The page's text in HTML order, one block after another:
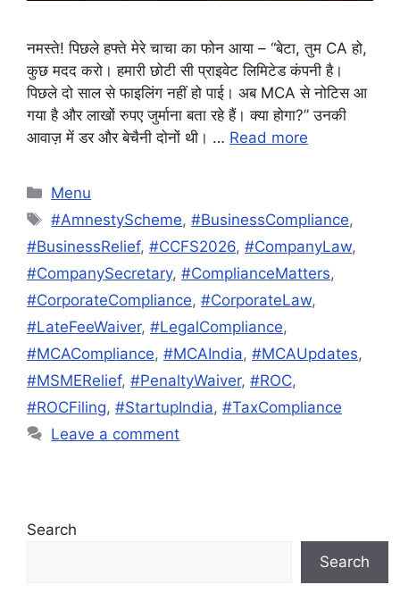
नमस्ते! पिछले हफ्ते मेरे चाचा का फोन आया – “बेटा, तुम CA हो,
कुछ मदद करो। हमारी छोटी सी प्राइवेट लिमिटेड कंपनी है।
पिछले दो साल से फाइलिंग नहीं हो पाई। अब MCA से नोटिस आ
गया है और लाखों रुपए जुर्माना बता रहे हैं। क्या होगा?” उनकी
आवाज़ में डर और बेचैनी दोनों थी। … Read more
Categories
Menu
Tags
#AmnestyScheme,#BusinessCompliance,
#BusinessRelief, #CCFS2026, #CompanyLaw,
#CompanySecretary, #ComplianceMatters,
#CorporateCompliance, #CorporateLaw,
#LateFeeWaiver, #LegalCompliance,
#MCACompliance, #MCAIndia, #MCAUpdates,
#MSMERelief, #PenaltyWaiver, #ROC,
#ROCFiling, #StartupIndia, #TaxCompliance
Leave a comment
Search
Search